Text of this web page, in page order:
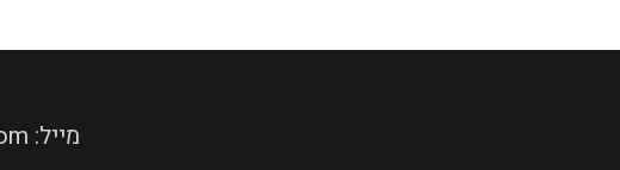
050-4555462 :טלפון | guy.sagy68@gmail.com :מייל